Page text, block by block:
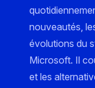
nouveautés,
évolutions du
Microsoft. Il
et les